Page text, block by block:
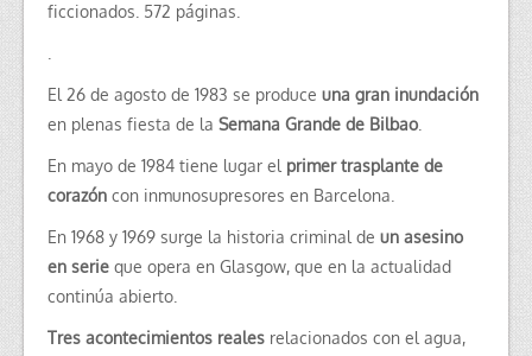
ficcionados. 572 páginas.
.
El 26 de agosto de 1983 se produce una gran inundación
en plenas fiesta de la Semana Grande de Bilbao.
En mayo de 1984 tiene lugar el primer trasplante de
corazón con inmunosupresores en Barcelona.
En 1968 y 1969 surge la historia criminal de un asesino
en serie que opera en Glasgow, que en la actualidad
continúa abierto.
Tres acontecimientos reales relacionados con el agua,